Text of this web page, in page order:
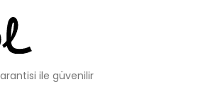
ile güvenilir